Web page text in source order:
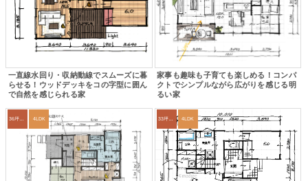
一直線水回り・収納動線でスムーズに暮
らせる！ウッドデッキをコの字型に囲ん
で自然を感じられる家
家事も趣味も子育ても楽しめる！コンパ
クトでシンプルながら広がりを感じる明
るい家
4LDK 33坪～36坪 4LDK